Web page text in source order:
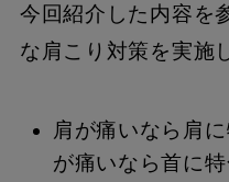
今回紹介した内容を
な肩こり対策を実施
肩が痛いなら肩
が痛いなら首に